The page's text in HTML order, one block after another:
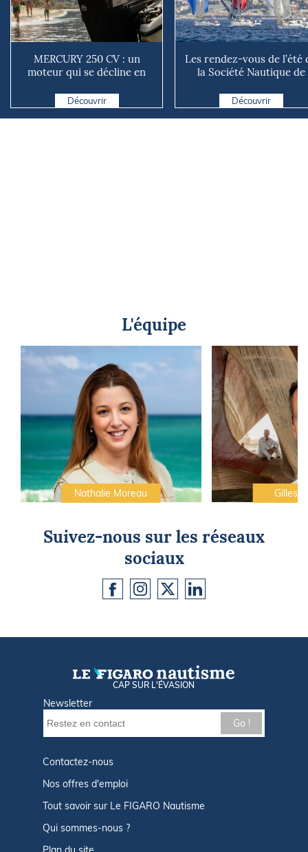
MERCURY 250 CV : un
moteur qui se décline en
Découvrir
Les rendez-vous de l’été
la Société Nautique de
Découvrir
L'équipe
Nathalie Moreau Gilles
Suivez-nous sur les réseaux
sociaux
CAP SUR L'ÉVASION
Newsletter
Go !
Contactez-nous
Nos offres d'emploi
Tout savoir sur Le FIGARO Nautisme
Qui sommes-nous ?